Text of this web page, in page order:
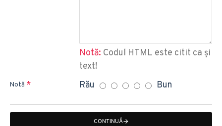
Notă: Codul HTML este citit ca şi
text!
Notă Rău Bun
CONTINUĂ